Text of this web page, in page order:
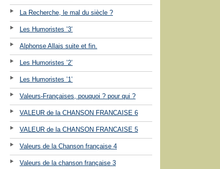
La Recherche, le mal du siècle ?
Les Humoristes ’3’
Alphonse Allais suite et fin.
Les Humoristes ’2’
Les Humoristes ’1’
Valeurs-Françaises, pouquoi ? pour qui ?
VALEUR de la CHANSON FRANCAISE 6
VALEUR de la CHANSON FRANCAISE 5
Valeurs de la Chanson française 4
Valeurs de la chanson française 3